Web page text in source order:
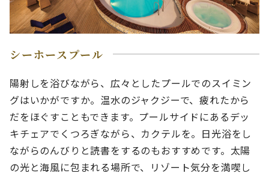
シーホースプール
陽射しを浴びながら、広々としたプールでのスイミン
グはいかがですか。温水のジャクジーで、疲れたから
だをほぐすこともできます。プールサイドにあるデッ
キチェアでくつろぎながら、カクテルを。日光浴をし
ながらのんびりと読書をするのもおすすめです。太陽
の光と海風に包まれる場所で、リゾート気分を満喫し